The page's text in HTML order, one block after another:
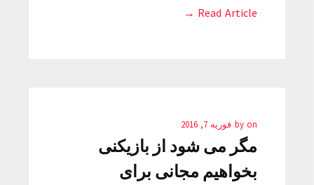
Read Article →
by on فوریه 7, 2016
مگر می شود از بازیکنی
بخواهیم مجانی برای